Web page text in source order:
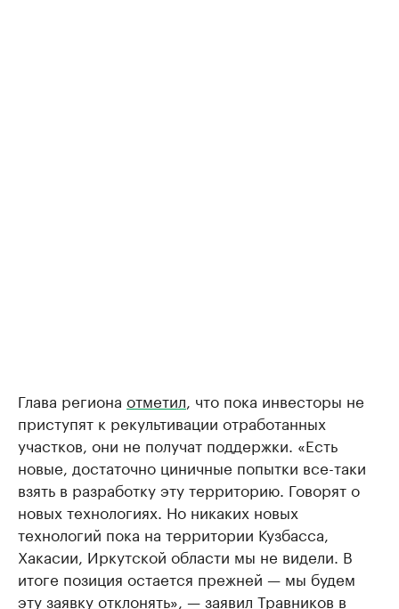
Глава региона отметил, что пока инвесторы не
приступят к рекультивации отработанных
участков, они не получат поддержки. «Есть
новые, достаточно циничные попытки все-таки
взять в разработку эту территорию. Говорят о
новых технологиях. Но никаких новых
технологий пока на территории Кузбасса,
Хакасии, Иркутской области мы не видели. В
итоге позиция остается прежней — мы будем
эту заявку отклонять», — заявил Травников в